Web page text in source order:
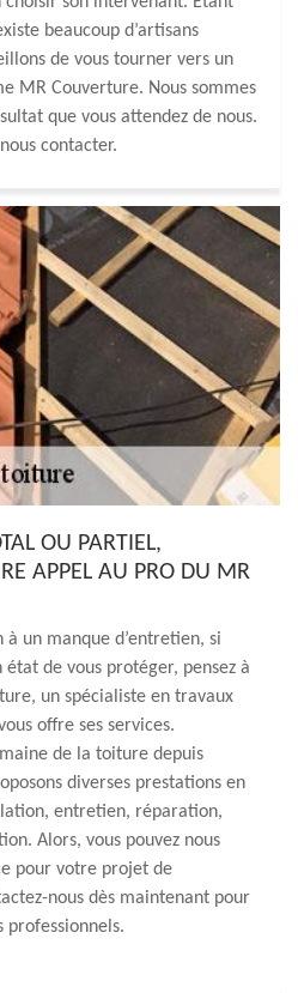
beaucoup d’artisans
de vous tourner vers un
MR Couverture. Nous sommes
que vous attendez de nous.
contacter.
OU PARTIEL,
APPEL AU PRO DU MR
un manque d’entretien, si
de vous protéger, pensez à
un spécialiste en travaux
offre ses services.
de la toiture depuis
diverses prestations en
entretien, réparation,
Alors, vous pouvez nous
pour votre projet de
nous dès maintenant pour
professionnels.